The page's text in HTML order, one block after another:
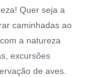
Quer seja a
caminhadas ao
a natureza
excursões
de aves.